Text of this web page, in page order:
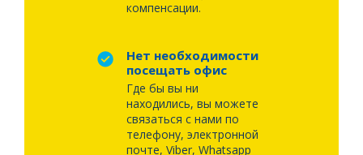
компенсации.
Нет необходимости
посещать офис
Где бы вы ни
находились, вы можете
связаться с нами по
телефону, электронной
почте, Viber, Whatsapp